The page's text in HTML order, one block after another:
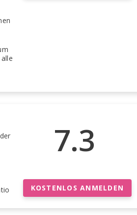
7.3
KOSTENLOS ANMELDEN